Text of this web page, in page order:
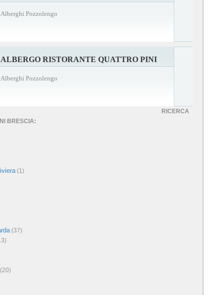
Alberghi Pozzolengo
ALBERGO RISTORANTE QUATTRO PINI
Alberghi Pozzolengo
RICERCA
BRESCIA:
(1)
(37)